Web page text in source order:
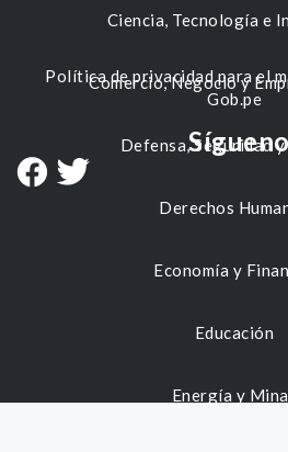
Ciencia, Tecnología e
Comercio, Negocio y
Defensa, Seguridad
Derechos
Economía y
Educación
Energía y
Política de privacidad para el
Gob.pe